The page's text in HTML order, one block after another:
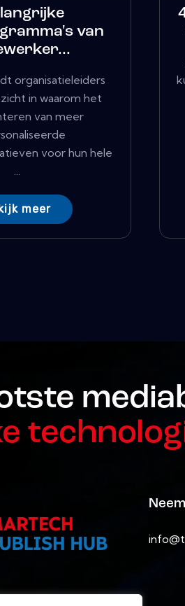
van
organisatieleiders
in waarom het
van meer
voor hun hele
...
meer